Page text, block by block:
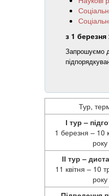
з 1
Запрошуємо
Тур,
І тур –
1 березня – 10
року
ІІ тур –
11 квітня – 10
року